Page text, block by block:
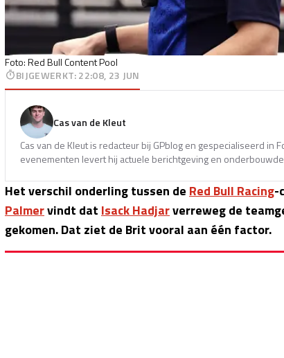
Foto: Red Bull Content Pool
BIJGEWERKT:22:08, 23 JUN
Cas van de Kleut
Cas van de Kleut is redacteur bij GPblog en gespecialiseerd
evenementen levert hij actuele berichtgeving en
Het verschil onderling tussen de Red Bull Racing-
Palmervindt dat Isack Hadjarverreweg de
gekomen. Dat ziet de Brit vooral aan één factor.